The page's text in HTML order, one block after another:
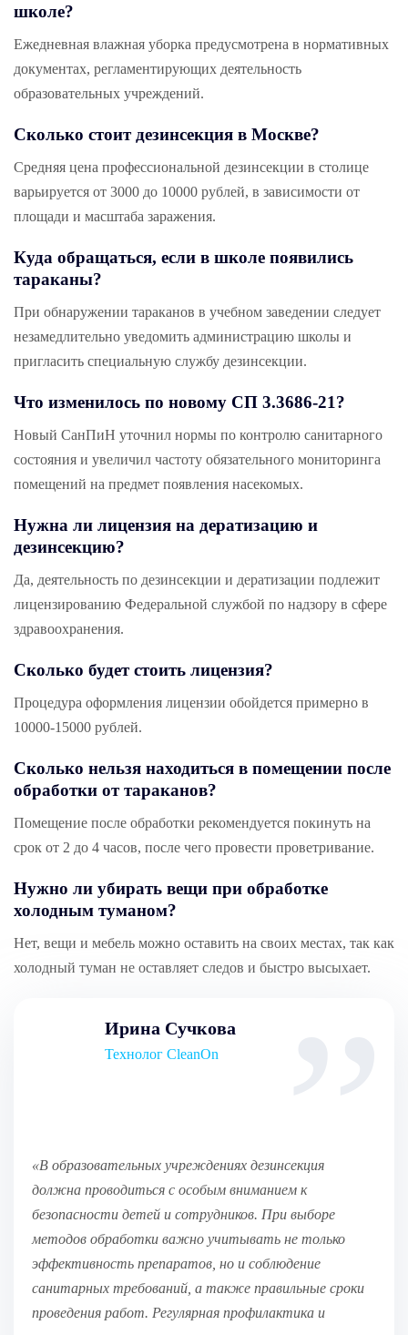
школе?
Ежедневная влажная уборка предусмотрена в нормативных
документах, регламентирующих деятельность
образовательных учреждений.
Сколько стоит дезинсекция в Москве?
Средняя цена профессиональной дезинсекции в столице
варьируется от 3000 до 10000 рублей, в зависимости от
площади и масштаба заражения.
Куда обращаться, если в школе появились
тараканы?
При обнаружении тараканов в учебном заведении следует
незамедлительно уведомить администрацию школы и
пригласить специальную службу дезинсекции.
Что изменилось по новому СП 3.3686-21?
Новый СанПиН уточнил нормы по контролю санитарного
состояния и увеличил частоту обязательного мониторинга
помещений на предмет появления насекомых.
Нужна ли лицензия на дератизацию и
дезинсекцию?
Да, деятельность по дезинсекции и дератизации подлежит
лицензированию Федеральной службой по надзору в сфере
здравоохранения.
Сколько будет стоить лицензия?
Процедура оформления лицензии обойдется примерно в
10000-15000 рублей.
Сколько нельзя находиться в помещении после
обработки от тараканов?
Помещение после обработки рекомендуется покинуть на
срок от 2 до 4 часов, после чего провести проветривание.
Нужно ли убирать вещи при обработке
холодным туманом?
Нет, вещи и мебель можно оставить на своих местах, так как
холодный туман не оставляет следов и быстро высыхает.
Ирина Сучкова
Технолог CleanOn
«В образовательных учреждениях дезинсекция
должна проводиться с особым вниманием к
безопасности детей и сотрудников. При выборе
методов обработки важно учитывать не только
эффективность препаратов, но и соблюдение
санитарных требований, а также правильные сроки
проведения работ. Регулярная профилактика и